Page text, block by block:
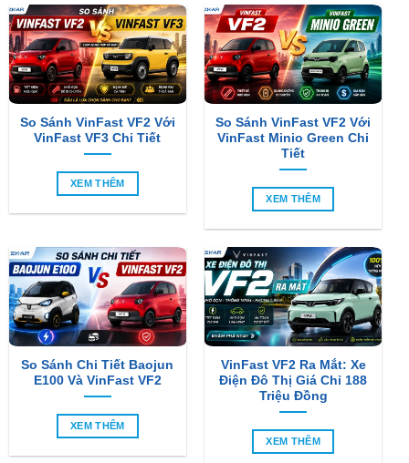
So Sánh VinFast VF2 Với
VinFast VF3 Chi Tiết
XEM THÊM
So Sánh VinFast VF2 Với
VinFast Minio Green Chi
Tiết
XEM THÊM
So Sánh Chi Tiết Baojun
E100 Và VinFast VF2
XEM THÊM
VinFast VF2 Ra Mắt: Xe
Điện Đô Thị Giá Chỉ 188
Triệu Đồng
XEM THÊM
SẢN PHẨM MỚI